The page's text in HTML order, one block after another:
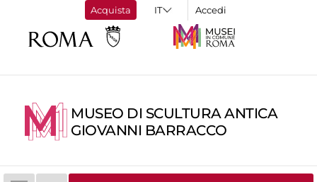
Acquista Accedi
MUSEO DI SCULTURA ANTICA
GIOVANNI BARRACCO